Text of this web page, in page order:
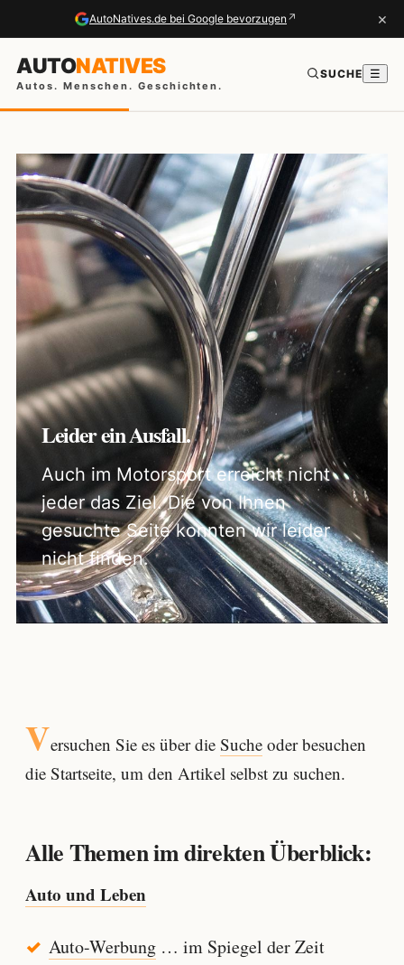
AutoNatives.de bei Google bevorzugen ↗ ×
AUTONATIVES
Autos. Menschen. Geschichten.
SUCHE ☰
Leider ein Ausfall.
Auch im Motorsport erreicht nicht
jeder das Ziel. Die von Ihnen
gesuchte Seite konnten wir leider
nicht finden.
Versuchen Sie es über die Sucheoder besuchen
die Startseite, um den Artikel selbst zu suchen.
Alle Themen im direkten Überblick:
Auto und Leben
Auto-Werbung… im Spiegel der Zeit